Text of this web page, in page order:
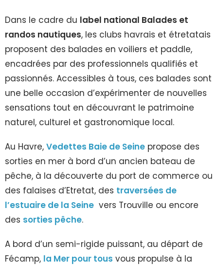
Dans le cadre du label national Balades et
randos nautiques, les clubs havrais et étretatais
proposent des balades en voiliers et paddle,
encadrées par des professionnels qualifiés et
passionnés. Accessibles à tous, ces balades sont
une belle occasion d’expérimenter de nouvelles
sensations tout en découvrant le patrimoine
naturel, culturel et gastronomique local.
Au Havre, Vedettes Baie de Seine propose des
sorties en mer à bord d’un ancien bateau de
pêche, à la découverte du port de commerce ou
des falaises d’Etretat, des traversées de
l’estuaire de la Seine vers Trouville ou encore
des sorties pêche.
A bord d’un semi-rigide puissant, au départ de
Fécamp, la Mer pour tous vous propulse à la